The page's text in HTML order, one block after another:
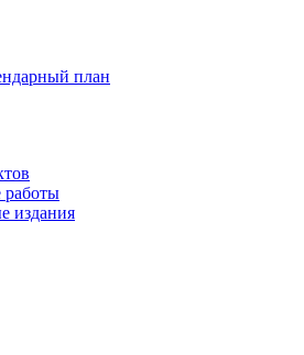
план
работы
издания